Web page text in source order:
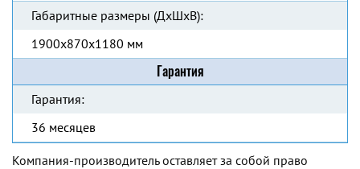
Габаритные размеры (ДхШхВ):
1900x870x1180 мм
Гарантия
Гарантия:
36 месяцев
Компания-производитель оставляет за собой право